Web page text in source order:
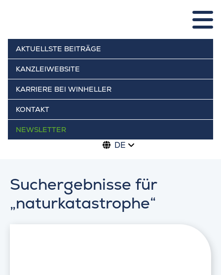
AKTUELLSTE BEITRÄGE
KANZLEIWEBSITE
KARRIERE BEI WINHELLER
KONTAKT
NEWSLETTER
DE
Suchergebnisse für
„naturkatastrophe“